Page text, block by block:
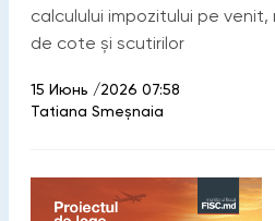
calculului impozitului pe
de cote și scutirilor
15 Июнь /2026 07:58
Tatiana Smeșnaia